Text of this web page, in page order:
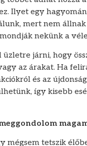
Ilyet egy
mert nem
nekünk a
járni, hogy
az árakat. Ha
és az
így kisebb
mégsem tetszik